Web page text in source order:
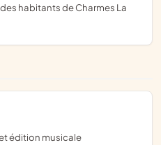
habitants de Charmes La
édition musicale